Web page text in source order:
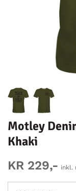
Motley
Khaki
KR 229,- inkl.